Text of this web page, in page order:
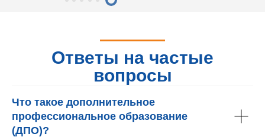
Ответы на частые
вопросы
Что такое дополнительное
профессиональное образование
(ДПО)?